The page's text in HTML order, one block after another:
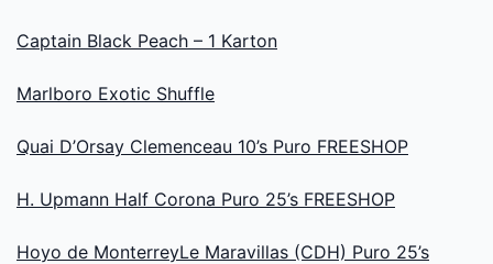
Captain Black Peach – 1 Karton
Marlboro Exotic Shuffle
Quai D’Orsay Clemenceau 10’s Puro FREESHOP
H. Upmann Half Corona Puro 25’s FREESHOP
Hoyo de MonterreyLe Maravillas (CDH) Puro 25’s